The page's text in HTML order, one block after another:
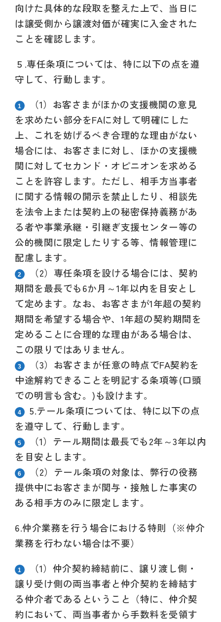
向けた具体的な段取を整えた上で、当日に
は譲受側から譲渡対価が確実に入金された
ことを確認します。
５.専任条項については、特に以下の点を遵
守して、行動します。
（1） お客さまがほかの支援機関の意見
を求めたい部分をFAに対して明確にした
上、これを妨げるべき合理的な理由がない
場合には、お客さまに対し、ほかの支援機
関に対してセカンド・オピニオンを求める
ことを許容します。ただし、相手方当事者
に関する情報の開示を禁止したり、相談先
を法令上または契約上の秘密保持義務があ
る者や事業承継・引継ぎ支援センター等の
公的機関に限定したりする等、情報管理に
配慮します。
（2） 専任条項を設ける場合には、契約
期間を最長でも6か月～1年以内を目安とし
て定めます。なお、お客さまが1年超の契約
期間を希望する場合や、1年超の契約期間を
定めることに合理的な理由がある場合は、
この限りではありません。
（3） お客さまが任意の時点でFA契約を
中途解約できることを明記する条項等(口頭
での明言も含む。)も設けます。
5.テール条項については、特に以下の点
を遵守して、行動します。
（1） テール期間は最長でも2年～3年以内
を目安とします。
（2） テール条項の対象は、弊行の役務
提供中にお客さまが関与・接触した事実の
ある相手方のみに限定します。
6.仲介業務を行う場合における特則（※仲介
業務を行わない場合は不要）
（1） 仲介契約締結前に、譲り渡し側・
譲り受け側の両当事者と仲介契約を締結す
る仲介者であるということ（特に、仲介契
約において、両当事者から手数料を受領す